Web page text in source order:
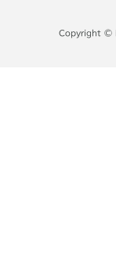
Copyright ©